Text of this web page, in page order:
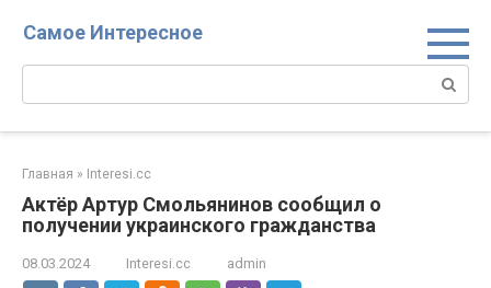
Самое Интересное
Поиск:
Главная » Interesi.cc
Актёр Артур Смольянинов сообщил о
получении украинского гражданства
08.03.2024 Interesi.cc admin